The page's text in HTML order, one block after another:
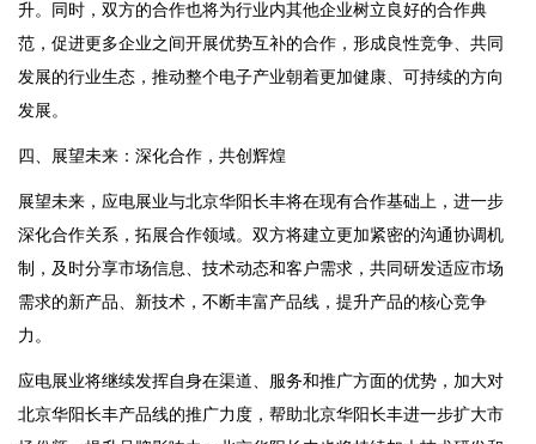
升。同时，双方的合作也将为行业内其他企业树立良好的合作典
范，促进更多企业之间开展优势互补的合作，形成良性竞争、共同
发展的行业生态，推动整个电子产业朝着更加健康、可持续的方向
发展。
四、展望未来：深化合作，共创辉煌
展望未来，应电展业与北京华阳长丰将在现有合作基础上，进一步
深化合作关系，拓展合作领域。双方将建立更加紧密的沟通协调机
制，及时分享市场信息、技术动态和客户需求，共同研发适应市场
需求的新产品、新技术，不断丰富产品线，提升产品的核心竞争
力。
应电展业将继续发挥自身在渠道、服务和推广方面的优势，加大对
北京华阳长丰产品线的推广力度，帮助北京华阳长丰进一步扩大市